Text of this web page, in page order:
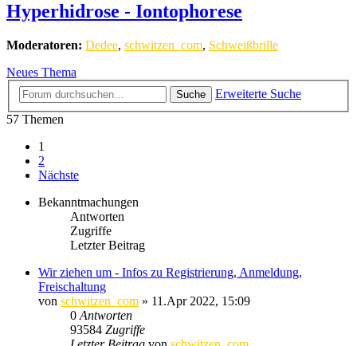
Hyperhidrose - Iontophorese
Moderatoren: Dedee, schwitzen_com, Schweißbrille
Neues Thema
Suche
Erweiterte Suche
57 Themen
1
2
Nächste
Bekanntmachungen
Antworten
Zugriffe
Letzter Beitrag
Wir ziehen um - Infos zu Registrierung, Anmeldung,
Freischaltung
von schwitzen_com » 11.Apr 2022, 15:09
0 Antworten
93584 Zugriffe